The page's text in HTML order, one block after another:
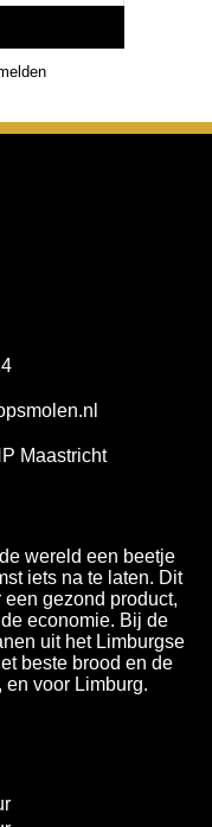
Maastricht
wereld een beetje
iets na te laten. Dit
gezond product,
economie. Bij de
uit het Limburgse
beste brood en de
voor Limburg.